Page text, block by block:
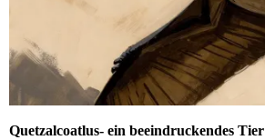
Quetzalcoatlus- ein beeindruckendes Tier